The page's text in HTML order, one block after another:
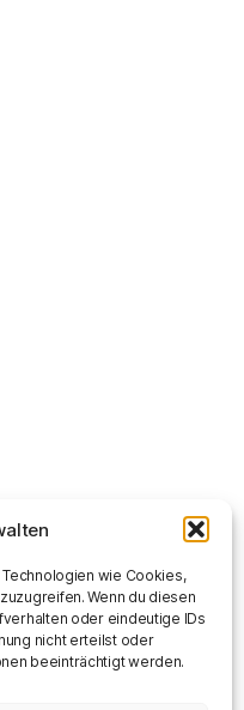
wie Cookies,
Wenn du diesen
oder eindeutige IDs
nicht erteilst oder
beeinträchtigt werden.